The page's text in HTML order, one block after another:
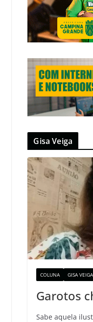
Gisa Veiga
COLUNA GISA VEIGA
Garotos
Sabe aquela